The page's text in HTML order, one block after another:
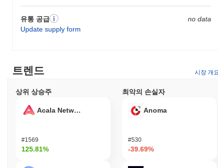
유통 공급
Update supply form
no data
트렌드 시장 개
상위 상승주
Acala Network
#1569
125.81%
최악의 손실자
Anoma
#530
-39.69%